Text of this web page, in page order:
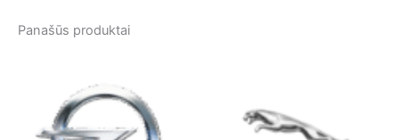
Panašūs produktai